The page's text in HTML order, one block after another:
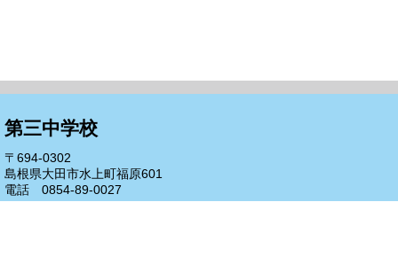
第三中学校
〒694-0302
島根県大田市水上町福原601
電話 0854-89-0027
FAX 0854-89-0154